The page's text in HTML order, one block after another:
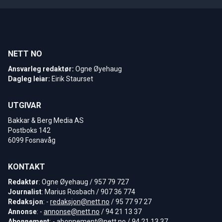
NETT NO
Ansvarleg redaktør: Ogne Øyehaug
Dagleg leiar: Eirik Staurset
UTGIVAR
Bakkar & Berg Media AS
Postboks 142
6099 Fosnavåg
KONTAKT
Redaktør: Ogne Øyehaug / 957 79 727
Journalist: Marius Rosbach / 907 36 774
Redaksjon: - redaksjon@nett.no / 95 77 97 27
Annonse: - annonse@nett.no / 94 21 13 37